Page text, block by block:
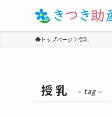
トップページ 授乳
授乳 – tag –